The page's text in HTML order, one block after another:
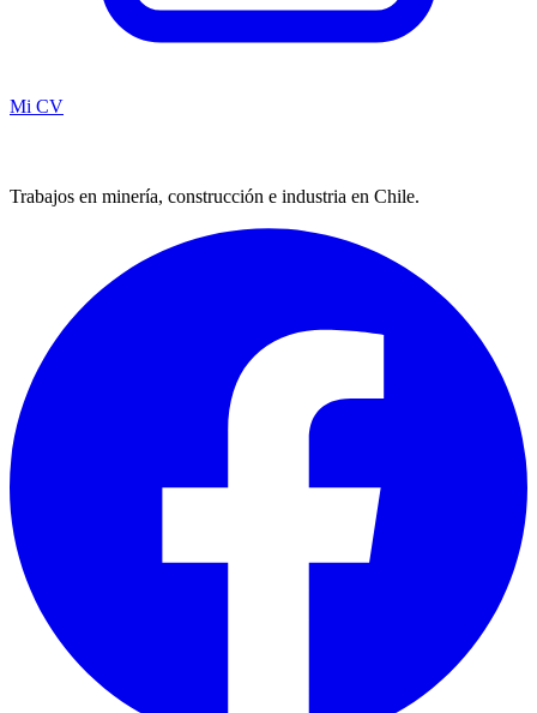
Mi CV
Trabajos en minería, construcción e industria en Chile.